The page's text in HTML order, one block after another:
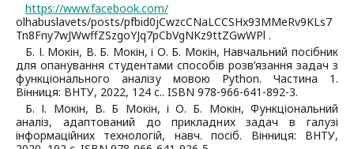
https://www.facebook.com/
olhabuslavets/posts/pfbid0jCwzcCNaLCCSHx93MMeRv9KLs7
Tn8Fny7wJWwffZSzgoYJq7pCbVgNKz9ttZGwWPl .
Б. І. Мокін, В. Б. Мокін, і О. Б. Мокін, Навчальний посібник
для опанування студентами способів розв’язання задач з
функціонального аналізу мовою Python. Частина 1.
Вінниця: ВНТУ, 2022, 124 с.. ISBN 978-966-641-892-3.
Б. І. Мокін, В. Б Мокін, і О. Б. Мокін, Функціональний
аналіз, адаптований до прикладних задач в галузі
інформаційних технологій, навч. посіб. Вінниця: ВНТУ,